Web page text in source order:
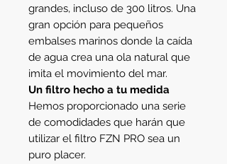
grandes, incluso de 300 litros. Una
gran opción para pequeños
embalses marinos donde la caída
de agua crea una ola natural que
imita el movimiento del mar.
Un filtro hecho a tu medida
Hemos proporcionado una serie
de comodidades que harán que
utilizar el filtro FZN PRO sea un
puro placer.